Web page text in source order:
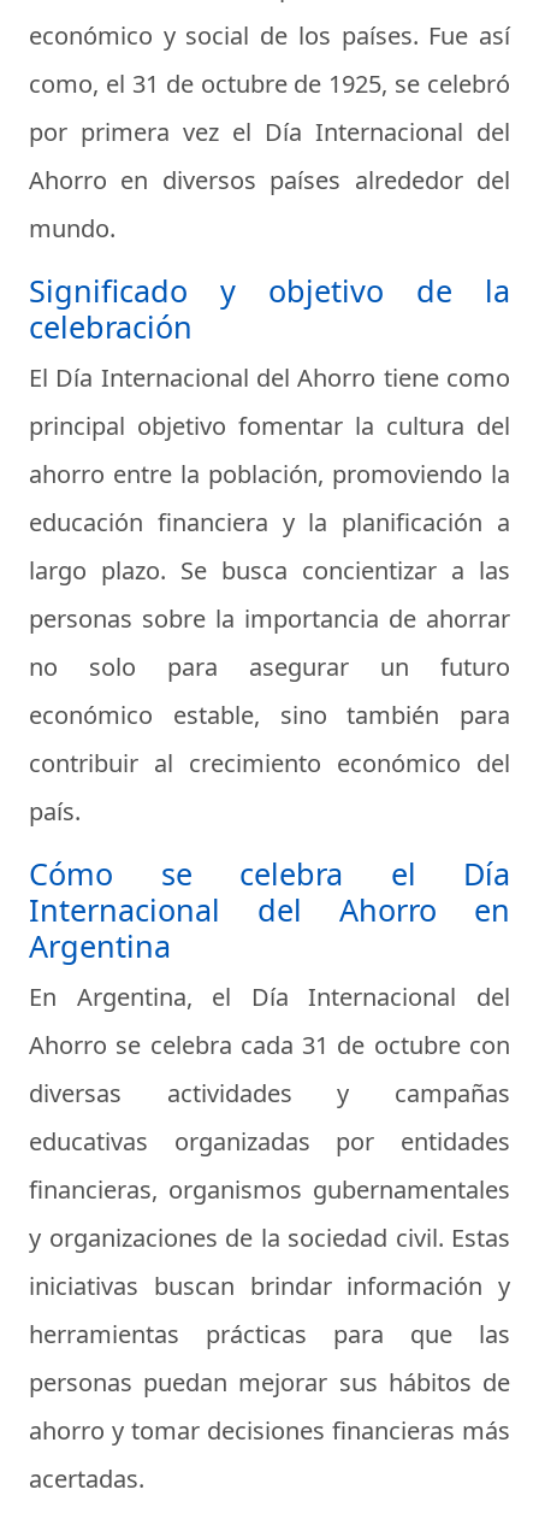
económico y social de los países. Fue así
como, el 31 de octubre de 1925, se celebró
por primera vez el Día Internacional del
Ahorro en diversos países alrededor del
mundo.
Significado y objetivo de la
celebración
El Día Internacional del Ahorro tiene como
principal objetivo fomentar la cultura del
ahorro entre la población, promoviendo la
educación financiera y la planificación a
largo plazo. Se busca concientizar a las
personas sobre la importancia de ahorrar
no solo para asegurar un futuro
económico estable, sino también para
contribuir al crecimiento económico del
país.
Cómo se celebra el Día
Internacional del Ahorro en
Argentina
En Argentina, el Día Internacional del
Ahorro se celebra cada 31 de octubre con
diversas actividades y campañas
educativas organizadas por entidades
financieras, organismos gubernamentales
y organizaciones de la sociedad civil. Estas
iniciativas buscan brindar información y
herramientas prácticas para que las
personas puedan mejorar sus hábitos de
ahorro y tomar decisiones financieras más
acertadas.